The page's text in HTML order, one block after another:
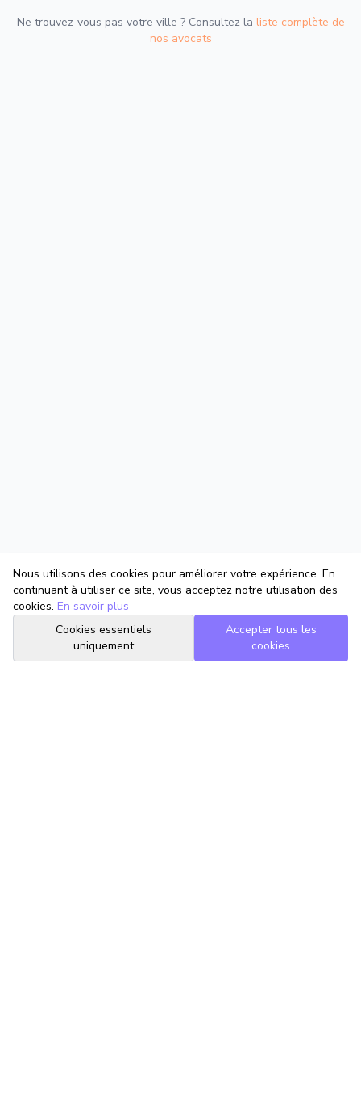
Ne trouvez-vous pas votre ville ? Consultez la liste complète de
nos avocats
Nous utilisons des cookies pour améliorer votre expérience. En
continuant à utiliser ce site, vous acceptez notre utilisation des
cookies. En savoir plus
Cookies essentiels
uniquement
Accepter tous les
cookies